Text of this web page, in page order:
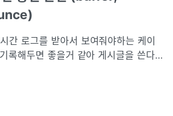
간 로그를 받아서 보여줘야하는 케이
록해두면 좋을거 같아 게시글을 쓴다.
를 사용하는 상황이 생겨 이를 구현